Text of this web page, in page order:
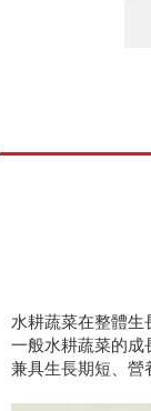
水耕蔬菜在整體生
一般水耕蔬菜的成
兼具生長期短、營